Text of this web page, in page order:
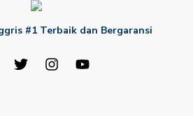
#1 Terbaik dan Bergaransi